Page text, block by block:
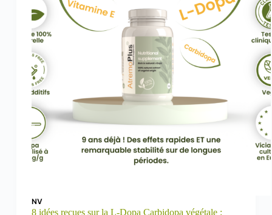
NV
8 idées reçues sur la L-Dopa Carbidopa végétale :